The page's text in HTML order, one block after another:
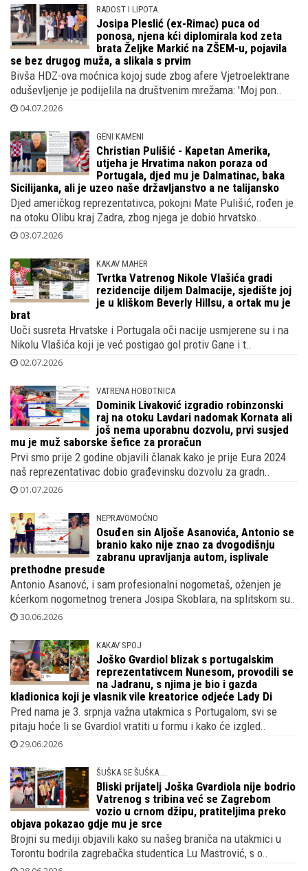
Roko, Viktor i Nikolas, tri su sina bivšeg Ćirinog Vatrenog i
njegove supruge Jelene, i svi su već prije punoljetnosti..
04.07.2026
RADOST I LIPOTA
Josipa Pleslić (ex-Rimac) puca od
ponosa, njena kći diplomirala kod zeta
Bivša HDZ-ova moćnica kojoj sude zbog afere Vjetroelektrane
oduševljenje je podijelila na društvenim mrežama: 'Moj pon..
04.07.2026
GENI KAMENI
Christian Pulišić - Kapetan Amerika,
utjeha je Hrvatima nakon poraza od
Djed američkog reprezentativca, pokojni Mate Pulišić, rođen je
na otoku Olibu kraj Zadra, zbog njega je dobio hrvatsko..
03.07.2026
Tvrtka Vatrenog Nikole Vlašića gradi
rezidencije diljem Dalmacije, sjedište joj
Uoči susreta Hrvatske i Portugala oči nacije usmjerene su i na
Nikolu Vlašića koji je već postigao gol protiv Gane i t..
02.07.2026
VATRENA HOBOTNICA
Dominik Livaković izgradio robinzonski
raj na otoku Lavdari nadomak Kornata ali
Prvi smo prije 2 godine objavili članak kako je prije Eura 2024
naš reprezentativac dobio građevinsku dozvolu za gradn..
01.07.2026
NEPRAVOMOĆNO
Osuđen sin Aljoše Asanovića, Antonio se
branio kako nije znao za dvogodišnju
Antonio Asanovć, i sam profesionalni nogometaš, oženjen je
kćerkom nogometnog trenera Josipa Skoblara, na splitskom su..
30.06.2026
KAKAV SPOJ
Joško Gvardiol blizak s portugalskim
reprezentativcem Nunesom, provodili se
Pred nama je 3. srpnja važna utakmica s Portugalom, svi se
pitaju hoće li se Gvardiol vratiti u formu i kako će izgled..
29.06.2026
ŠUŠKA SE ŠUŠKA....
Bliski prijatelj Joška Gvardiola nije bodrio
Vatrenog s tribina već se Zagrebom